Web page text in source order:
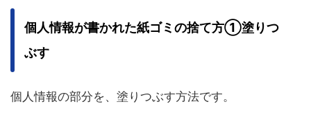
個人情報が書かれた紙ゴミの捨て方①塗りつ
ぶす
個人情報の部分を、塗りつぶす方法です。